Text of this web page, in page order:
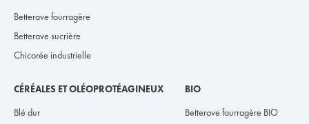
Betterave fourragère
Betterave sucrière
Chicorée industrielle
CÉRÉALES ET OLÉOPROTÉAGINEUX
Blé dur
BIO
Betterave fourragère BIO